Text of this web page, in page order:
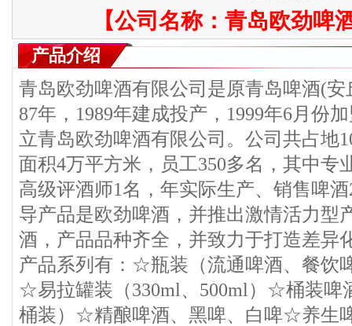
【公司名称： 青岛欧劲啤
产品介绍
青岛欧劲啤酒有限公司是原青岛啤酒(
87年，1989年建成投产，1999年6月份
立青岛欧劲啤酒有限公司。公司共占地
面积4万平方米，员工350多名，其中专
高级评酒师1名，年实际生产、销售啤
导产品是欧劲啤酒，并推出激情活力
酒，产品品种齐全，并致力于打造差异
产品系列有：☆瓶装（流通啤酒、餐饮
☆易拉罐装（330ml、500ml）☆桶装啤
桶装）☆精酿啤酒、黑啤、白啤☆养生